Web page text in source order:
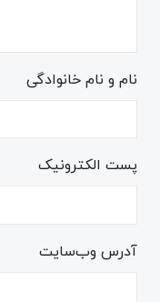
نام و نام خانوادگی
پست الکترونیک
آدرس وب‌سایت